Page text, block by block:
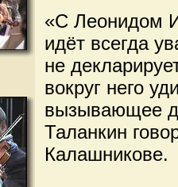
«С Леонидом
идёт всегда
не
вокруг него
вызывающее
Таланкин
Калашникове.